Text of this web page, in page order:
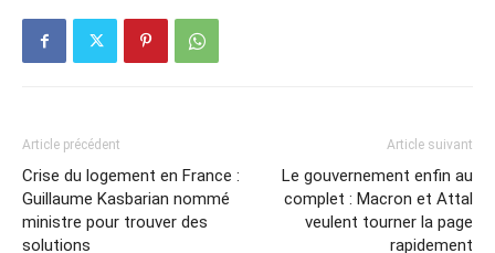
Article précédent
Crise du logement en France :
Guillaume Kasbarian nommé
ministre pour trouver des
solutions
Article suivant
Le gouvernement enfin au
complet : Macron et Attal
veulent tourner la page
rapidement